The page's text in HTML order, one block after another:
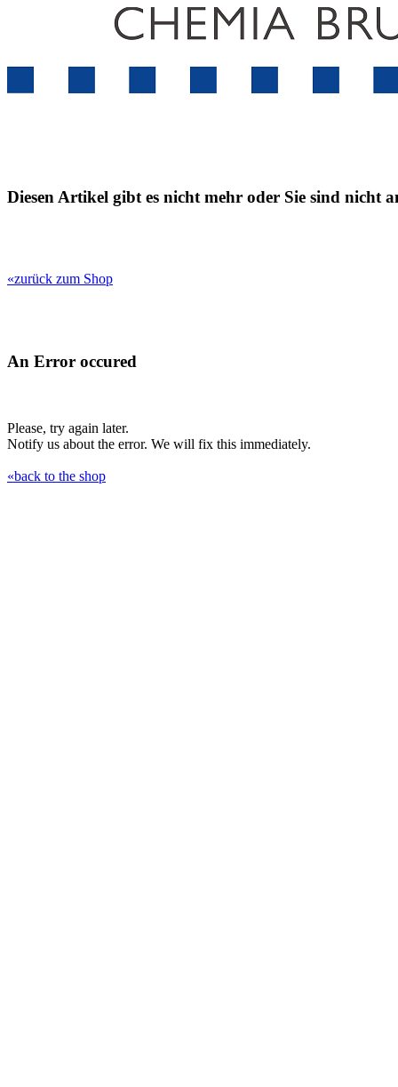
Diesen Artikel gibt es nicht mehr oder Sie sind nicht
«zurück zum Shop
An Error occured
Please, try again later.
Notify us about the error. We will fix this immediately.
«back to the shop